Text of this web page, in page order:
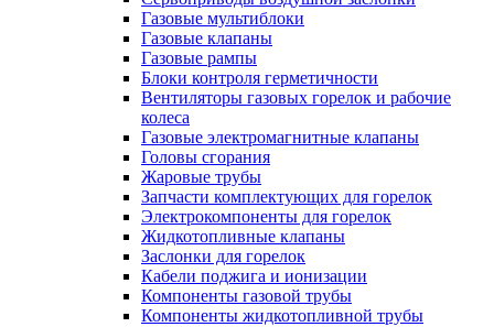
Газовые мультиблоки
Газовые клапаны
Газовые рампы
Блоки контроля герметичности
Вентиляторы газовых горелок и рабочие
колеса
Газовые электромагнитные клапаны
Головы сгорания
Жаровые трубы
Запчасти комплектующих для горелок
Электрокомпоненты для горелок
Жидкотопливные клапаны
Заслонки для горелок
Кабели поджига и ионизации
Компоненты газовой трубы
Компоненты жидкотопливной трубы